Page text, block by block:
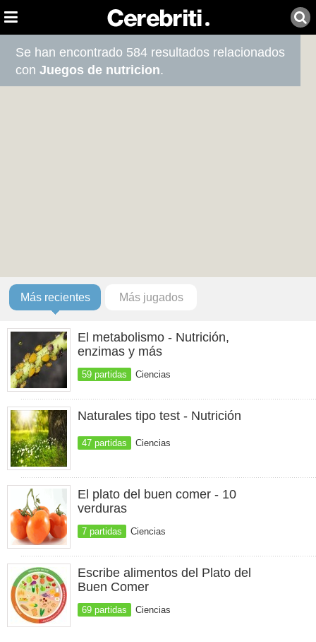
Se han encontrado 584 resultados relacionados
conJuegos de nutricion.
Más recientes Más jugados
El metabolismo - Nutrición,
enzimas y más
59 partidas Ciencias
Naturales tipo test - Nutrición
47 partidas Ciencias
El plato del buen comer - 10
verduras
7 partidas Ciencias
Escribe alimentos del Plato del
Buen Comer
69 partidas Ciencias